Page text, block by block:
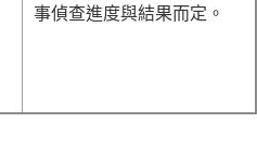
事偵查進度與結果而定。